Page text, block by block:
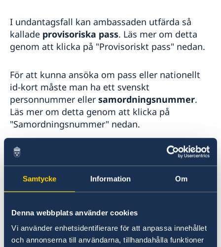
Samtycke Information Om
Denna webbplats använder cookies
Vi använder enhetsidentifierare för att anpassa innehållet
och annonserna till användarna, tillhandahålla funktioner
In- och utresebestämmelser
Hälso- och sjukvård
Lokala lagar och sedvänjor
Kriminalitet och personlig säkerhet
Försäkringsskydd
Övriga upplysningar
I undantagsfall kan ambassaden utfärda så
kallade provisoriska pass. Läs mer om detta
genom att klicka på "Provisoriskt pass" nedan.
För att kunna ansöka om pass eller nationellt
id-kort måste man ha ett svenskt
personnummer eller samordningsnummer.
Läs mer om detta genom att klicka på
"Samordningsnummer" nedan.
Ordinarie pass
Läs mer genom att klicka på länken nedan.
Ansökan om pass
Nationellt id-kort